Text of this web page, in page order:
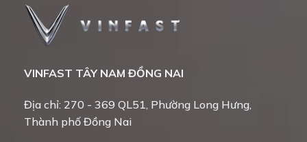
VINFAST TÂY NAM ĐỒNG NAI
Địa chỉ: 270 - 369 QL51, Phường Long Hưng,
Thành phố Đồng Nai